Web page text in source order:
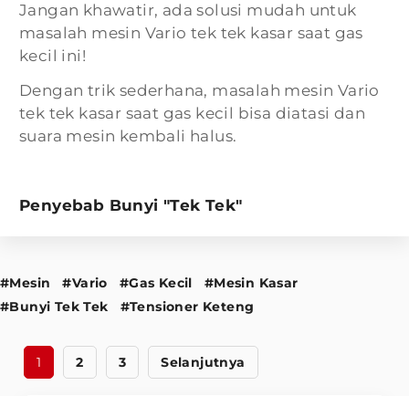
Jangan khawatir, ada solusi mudah untuk
masalah mesin Vario tek tek kasar saat gas
kecil ini!
Dengan trik sederhana, masalah mesin Vario
tek tek kasar saat gas kecil bisa diatasi dan
suara mesin kembali halus.
Penyebab Bunyi "Tek Tek"
#Mesin #Vario #Gas Kecil
#Mesin Kasar
#Bunyi Tek Tek
#Tensioner Keteng
1 2 3 Selanjutnya